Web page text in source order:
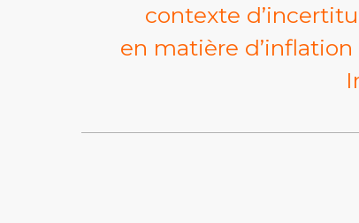
contexte
en matière d’inflation